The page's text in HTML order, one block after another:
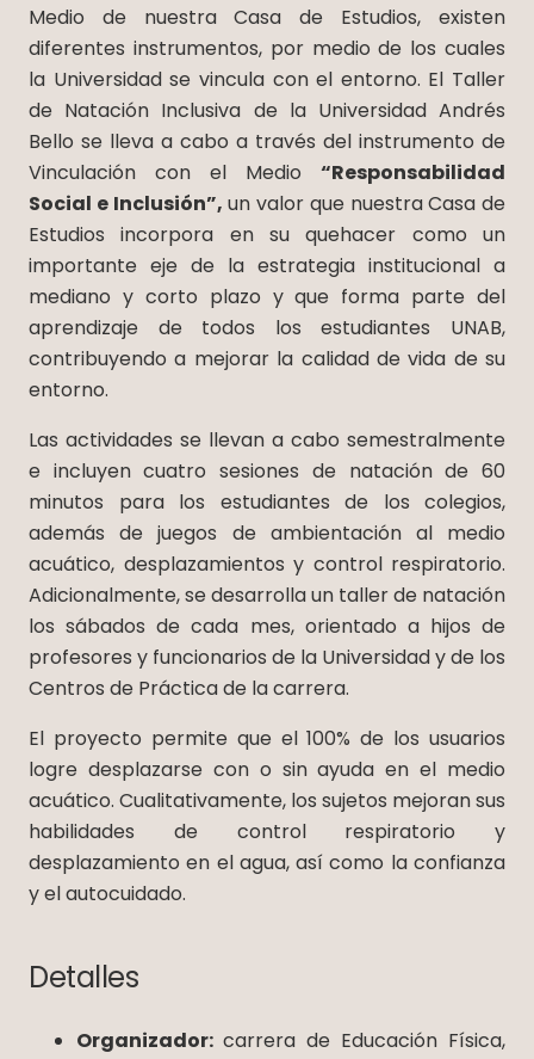
Medio de nuestra Casa de Estudios, existen
diferentes instrumentos, por medio de los cuales
la Universidad se vincula con el entorno. El Taller
de Natación Inclusiva de la Universidad Andrés
Bello se lleva a cabo a través del instrumento de
Vinculación con el Medio “Responsabilidad
Social e Inclusión”, un valor que nuestra Casa de
Estudios incorpora en su quehacer como un
importante eje de la estrategia institucional a
mediano y corto plazo y que forma parte del
aprendizaje de todos los estudiantes UNAB,
contribuyendo a mejorar la calidad de vida de su
entorno.
Las actividades se llevan a cabo semestralmente
e incluyen cuatro sesiones de natación de 60
minutos para los estudiantes de los colegios,
además de juegos de ambientación al medio
acuático, desplazamientos y control respiratorio.
Adicionalmente, se desarrolla un taller de natación
los sábados de cada mes, orientado a hijos de
profesores y funcionarios de la Universidad y de los
Centros de Práctica de la carrera.
El proyecto permite que el 100% de los usuarios
logre desplazarse con o sin ayuda en el medio
acuático. Cualitativamente, los sujetos mejoran sus
habilidades de control respiratorio y
desplazamiento en el agua, así como la confianza
y el autocuidado.
Detalles
Organizador: carrera de Educación Física,